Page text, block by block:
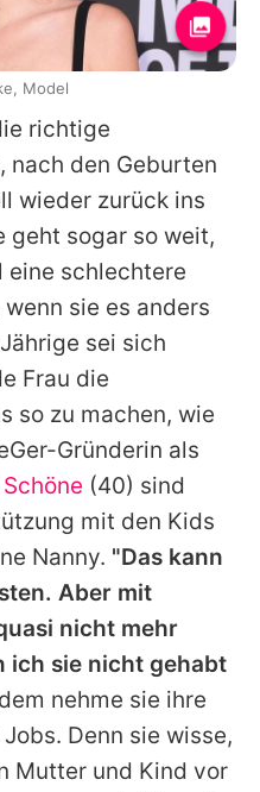
richtige
nach den Geburten
wieder zurück ins
geht sogar so weit,
eine schlechtere
sie es anders
sei sich
Frau die
so zu machen, wie
Gründerin als
(40) sind
mit den Kids
Nanny. "Das kann
Aber mit
nicht mehr
ich sie nicht gehabt
nehme sie ihre
Denn sie wisse,
Mutter und Kind vor
Model